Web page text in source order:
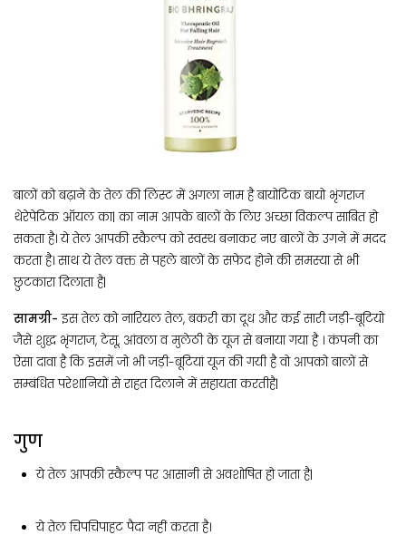
बालों को बढ़ाने के तेल की लिस्ट में अगला नाम है बायोटिक बायो भृंगराज
थेरेपेटिक ऑयल का| का नाम आपके बालों के लिए अच्छा विकल्प साबित हो
सकता है। ये तेल आपकी स्कैल्प को स्वस्थ बनाकर नए बालों के उगने में मदद
करता है। साथ ये तेल वक्त से पहले बालों के सफेद होने की समस्या से भी
छुटकारा दिलाता है|
सामग्री- इस तेल को नारियल तेल, बकरी का दूध और कई सारी जड़ी-बूटियो
जैसे शुद्ध भृंगराज, टेसू, आंवला व मुलेठी के यूज से बनाया गया है । कंपनी का
ऐसा दावा है कि इसमें जो भी जड़ी-बूटियां यूज की गयी है वो आपको बालों से
सम्बंधित परेशानियों से राहत दिलाने में सहायता करतीहै|
गुण
ये तेल आपकी स्कैल्प पर आसानी से अवशोषित हो जाता है|
ये तेल चिपचिपाहट पैदा नहीं करता है।